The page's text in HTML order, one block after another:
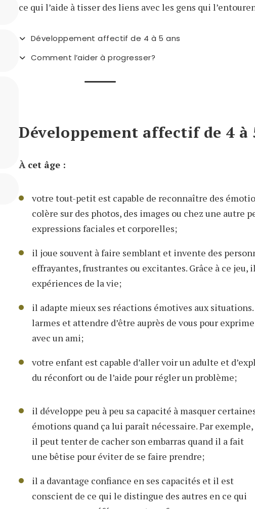
ce qui l’aide à tisser des liens avec les gens qui
Développement affectif de 4 à 5 ans
Comment l’aider à progresser?
Développement affectif de 4 à
À cet âge :
votre tout-petit est capable de reconnaître des
colère sur des photos, des images ou chez une autre
expressions faciales et corporelles;
il joue souvent à faire semblant et invente des
effrayantes, frustrantes ou excitantes. Grâce à ce jeu,
expériences de la vie;
il adapte mieux ses réactions émotives aux
larmes et attendre d’être auprès de vous pour
avec un ami;
votre enfant est capable d’aller voir un adulte et
du réconfort ou de l’aide pour régler un problème;
il développe peu à peu sa capacité à masquer
émotions quand ça lui paraît nécessaire. Par exemple,
il peut tenter de cacher son embarras quand il a fait
une bêtise pour éviter de se faire prendre;
il a davantage confiance en ses capacités et il est
conscient de ce qui le distingue des autres en ce qui